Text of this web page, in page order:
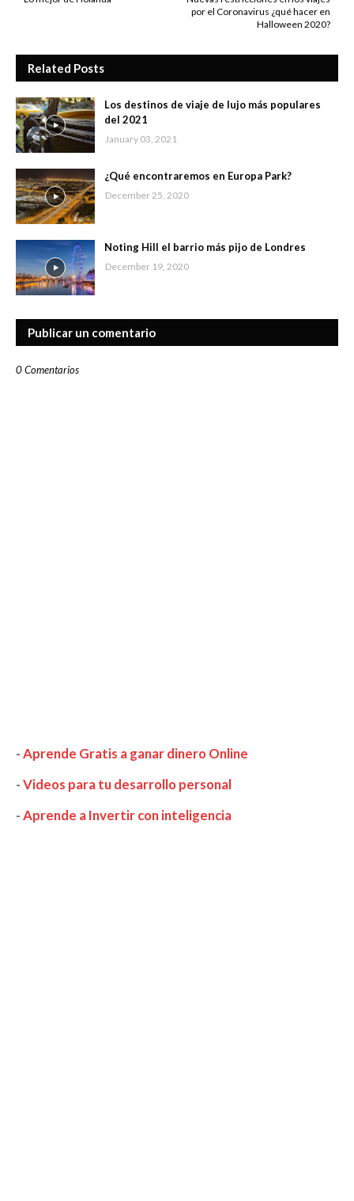
por el Coronavirus ¿qué hacer en
Halloween 2020?
Related Posts
Los destinos de viaje de lujo más populares
del 2021
January 03, 2021
¿Qué encontraremos en Europa Park?
December 25, 2020
Noting Hill el barrio más pijo de Londres
December 19, 2020
Publicar un comentario
0 Comentarios
-Aprende Gratis a ganar dinero Online
-Videos para tu desarrollo personal
-Aprende a Invertir con inteligencia